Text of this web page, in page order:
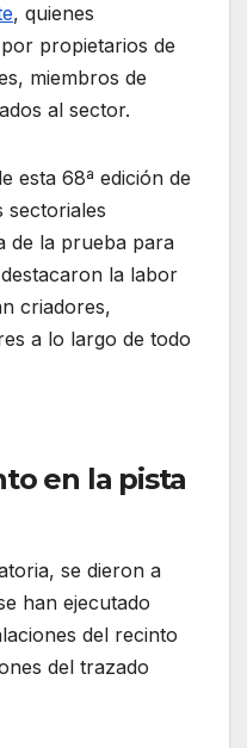
, quienes
propietarios de
miembros de
al sector.
esta 68ª edición de
sectoriales
de la prueba para
la labor
criadores,
a lo largo de todo
en la pista
se dieron a
han ejecutado
del recinto
del trazado